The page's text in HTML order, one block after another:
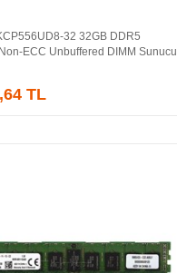
Sepete Ekle
32 32GB DDR5
ECC Unbuffered DIMM Sunucu
TL